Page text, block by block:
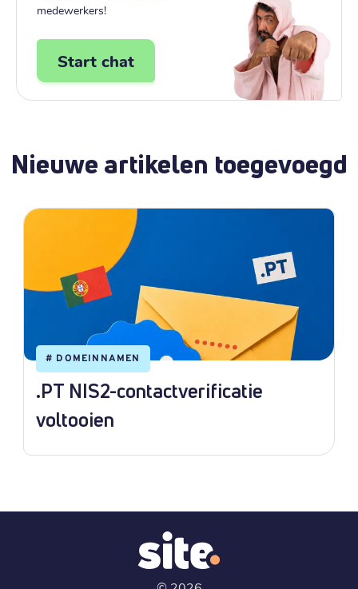
medewerkers!
Start chat
Nieuwe artikelen toegevoegd
# DOMEINNAMEN
.PT NIS2-contactverificatie
voltooien